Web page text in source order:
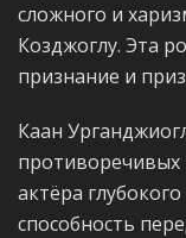
сложного и
Козджоглу. Эта
признание и
Каан
противоречивых
актёра
способность